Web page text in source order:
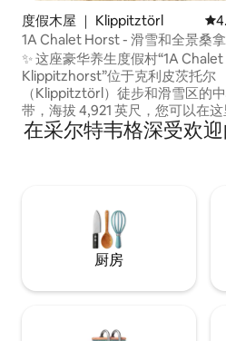
度假木屋 ｜ Klippitztörl 平
1A Chalet Horst - 滑雪和全景桑拿
✨ 这座豪华养生度假村“1A Chalet
Klippitzhorst”位于克利皮茨托尔
（Klippitztörl）徒步和滑雪区的
带，海拔 4,921 英尺，您可以在
人和朋友一起放松身心。 🧖‍♂️ 亮点是带玻璃
的全景桑拿房，景色迷人。 ☀️ 夏季，门外
豪华户外烧烤架 🛏️ 高品质弹簧床垫，确保
最佳睡眠舒适度
在采尔特韦格深受欢
厨房